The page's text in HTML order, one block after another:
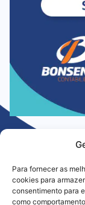
Para fornecer as
cookies para
consentimento para
como